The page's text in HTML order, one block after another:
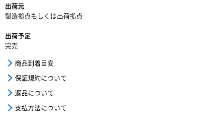
出荷元
製造拠点もしくは出荷拠点
出荷予定
完売
商品到着目安
保証規約について
返品について
支払方法について